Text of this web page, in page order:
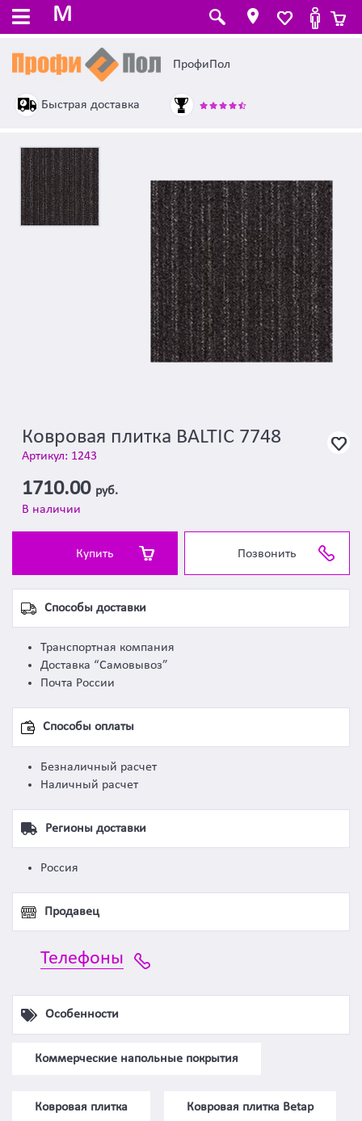
M
ПрофиПол
Быстрая доставка
Ковровая плитка BALTIC 7748
Артикул: 1243
1710.00 руб.
В наличии
Купить Позвонить
Способы доставки
Транспортная компания
Доставка “Самовывоз”
Почта России
Способы оплаты
Безналичный расчет
Наличный расчет
Регионы доставки
Россия
Продавец
Телефоны
Особенности
Коммерческие напольные покрытия
Ковровая плитка Ковровая плитка Betap